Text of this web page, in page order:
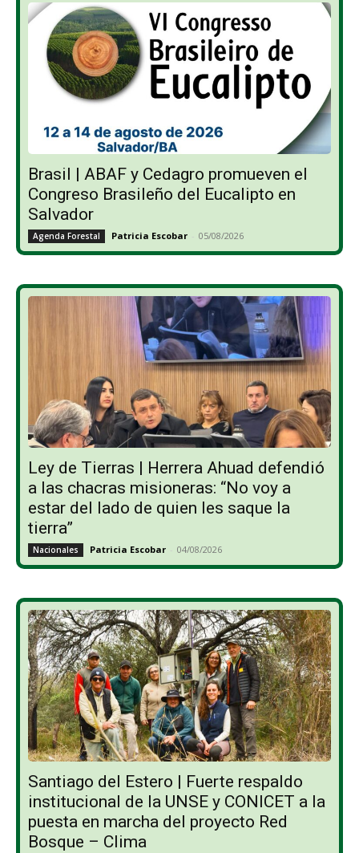
Brasil | ABAF y Cedagro promueven el
Congreso Brasileño del Eucalipto en
Salvador
Agenda Forestal Patricia Escobar - 05/08/2026
Ley de Tierras | Herrera Ahuad defendió
a las chacras misioneras: “No voy a
estar del lado de quien les saque la
tierra”
Nacionales Patricia Escobar - 04/08/2026
Santiago del Estero | Fuerte respaldo
institucional de la UNSE y CONICET a la
puesta en marcha del proyecto Red
Bosque – Clima